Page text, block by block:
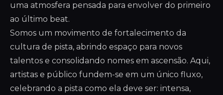
uma atmosfera pensada para envolver do primeiro
ao último beat.
Somos um movimento de fortalecimento da
cultura de pista, abrindo espaço para novos
talentos e consolidando nomes em ascensão. Aqui,
artistas e público fundem-se em um único fluxo,
celebrando a pista como ela deve ser: intensa,